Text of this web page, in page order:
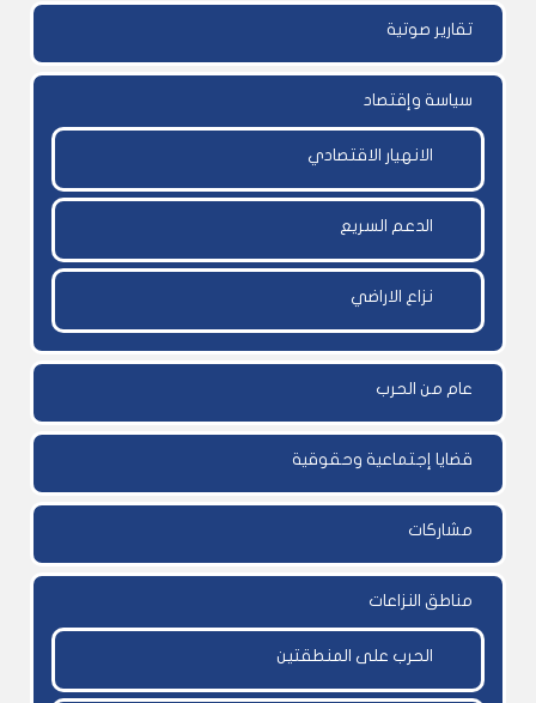
تقارير صوتية
سياسة وإقتصاد
الانهيار الاقتصادي
الدعم السريع
نزاع الاراضي
عام من الحرب
قضايا إجتماعية وحقوقية
مشاركات
مناطق النزاعات
الحرب على المنطقتين